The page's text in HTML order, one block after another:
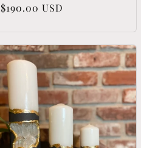
Precio
$190.00 USD